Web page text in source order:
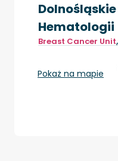
Hematologii
Breast Cancer Unit,
Wrocław, pl.
Pokaż na mapie